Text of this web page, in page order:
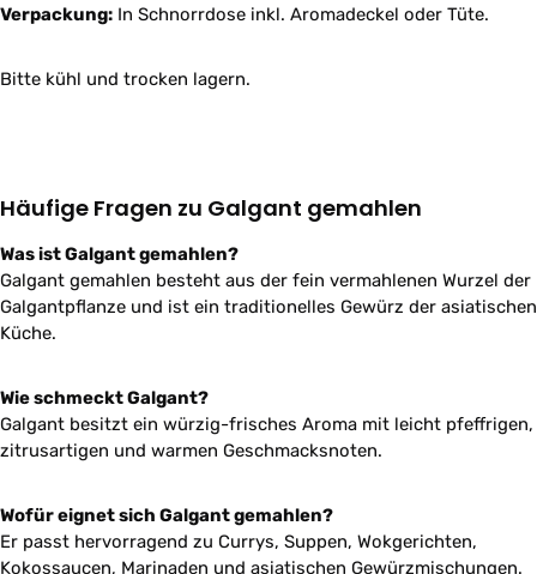
Verpackung: In Schnorrdose inkl. Aromadeckel oder Tüte.
Bitte kühl und trocken lagern.
Häufige Fragen zu Galgant gemahlen
Was ist Galgant gemahlen?
Galgant gemahlen besteht aus der fein vermahlenen Wurzel der
Galgantpflanze und ist ein traditionelles Gewürz der asiatischen
Küche.
Wie schmeckt Galgant?
Galgant besitzt ein würzig-frisches Aroma mit leicht pfeffrigen,
zitrusartigen und warmen Geschmacksnoten.
Wofür eignet sich Galgant gemahlen?
Er passt hervorragend zu Currys, Suppen, Wokgerichten,
Kokossaucen, Marinaden und asiatischen Gewürzmischungen.